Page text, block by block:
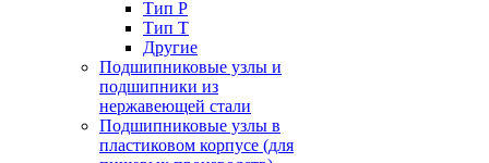
Тип P
Тип T
Другие
Подшипниковые узлы и
подшипники из
нержавеющей стали
Подшипниковые узлы в
пластиковом корпусе (для